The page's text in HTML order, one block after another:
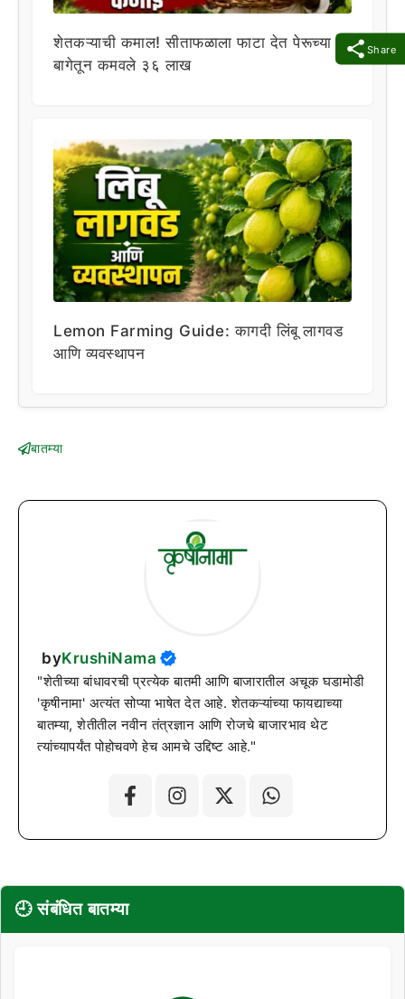
Share
शेतकऱ्याची कमाल! सीताफळाला फाटा देत पेरूच्या
बागेतून कमवले ३६ लाख
Lemon Farming Guide: कागदी लिंबू लागवड
आणि व्यवस्थापन
बातम्या
byKrushiNama
"शेतीच्या बांधावरची प्रत्येक बातमी आणि बाजारातील अचूक घडामोडी
'कृषीनामा' अत्यंत सोप्या भाषेत देत आहे. शेतकऱ्यांच्या फायद्याच्या
बातम्या, शेतीतील नवीन तंत्रज्ञान आणि रोजचे बाजारभाव थेट
त्यांच्यापर्यंत पोहोचवणे हेच आमचे उद्दिष्ट आहे."
🕘 संबंधित बातम्या